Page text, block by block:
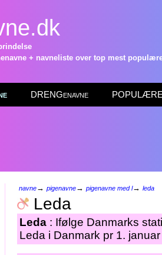
+ navneliste over top mest
DRENGenavne POPULÆRE
navne→ pigenavne→ pigenavne med l→ leda
Leda
Leda : Ifølge Danmarks
Leda i Danmark pr 1.